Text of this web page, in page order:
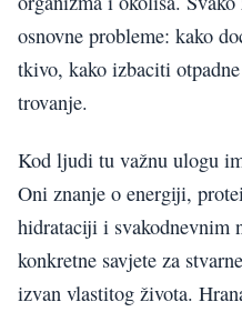
osnovne probleme: kako
tkivo, kako izbaciti
trovanje.
Kod ljudi tu važnu ulogu
Oni znanje o energiji,
hidrataciji i svakodnevnim
konkretne savjete za
izvan vlastitog života.